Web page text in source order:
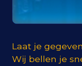
Laat je
Wij bellen je